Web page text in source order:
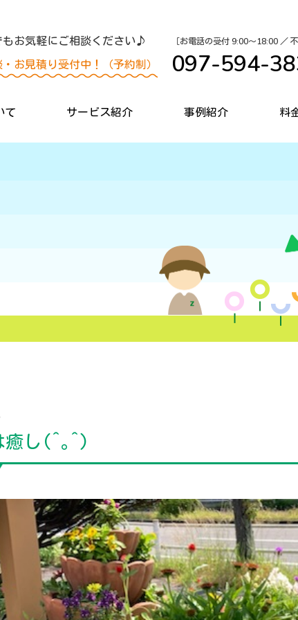
お気軽にご相談ください♪
お見積り受付中！（予約制）
［お電話の受付 9:00〜18:00 ／
097-594-
て サービス紹介 事例紹介 料
癒し(^｡^)